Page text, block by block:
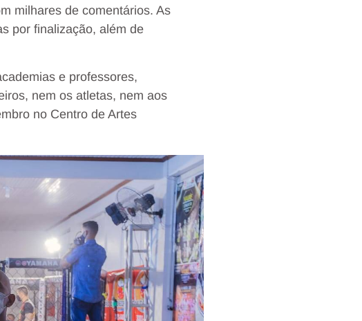
milhares de comentários. As
por finalização, além de
e professores,
nem os atletas, nem aos
no Centro de Artes